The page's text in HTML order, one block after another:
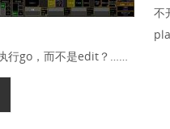
不
行go，而不是edit？……